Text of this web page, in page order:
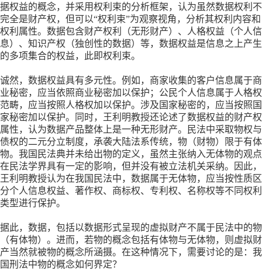
据权益的概念，并采用权利束的分析框架，认为虽然数据权利不
完全是财产权，但可以“权利束”为观察视角，分析其权利内容和
权利属性。数据包含财产权利（无形财产）、人格权益（个人信
息）、知识产权（独创性的数据）等，数据权益是信息之上产生
的多项集合的权益，此即权利束。
诚然，数据权益具有多元性。例如，商家收集的客户信息属于商
业秘密，应当依照商业秘密加以保护；公民个人信息属于人格权
范畴，应当按照人格权加以保护。涉及国家秘密的，应当按照国
家秘密加以保护。同时，王利明教授还论述了数据权益的财产权
属性，认为数据产品整体上是一种无形财产。民法中采取物权与
债权的二元分立制度，承袭大陆法系传统，物（财物）限于有体
物。我国民法典并未给出物的定义，虽然主张纳入无体物的观点
在民法学界具有一定的影响，但并没有被立法机关采纳。因此，
王利明教授认为在我国民法中，数据属于无体物，应当按性质区
分个人信息权益、著作权、商标权、专利权、名称权等不同权利
类型进行保护。
据此，数据，包括以数据形式呈现的虚拟财产不属于民法中的物
（有体物）。进而，若物的概念包括有体物与无体物，则虚拟财
产当然就被物的概念所涵摄。在这种情况下，需要讨论的是：我
国刑法中物的概念如何界定？